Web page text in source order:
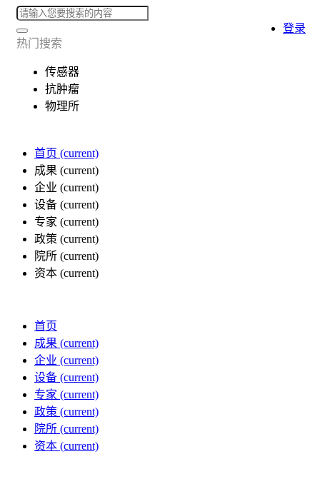
热门搜索
传感器
抗肿瘤
物理所
首页 (current)
成果 (current)
企业 (current)
设备 (current)
专家 (current)
政策 (current)
院所 (current)
资本 (current)
登录
首页
成果 (current)
企业 (current)
设备 (current)
专家 (current)
政策 (current)
院所 (current)
资本 (current)